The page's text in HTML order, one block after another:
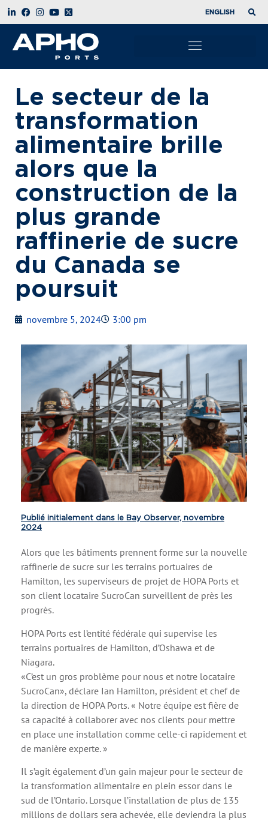
ENGLISH
Le secteur de la
transformation
alimentaire brille
alors que la
construction de la
plus grande
raffinerie de sucre
du Canada se
poursuit
novembre 5, 2024 3:00 pm
Publié initialement dans le Bay Observer, novembre
2024
Alors que les bâtiments prennent forme sur la nouvelle
raffinerie de sucre sur les terrains portuaires de
Hamilton, les superviseurs de projet de HOPA Ports et
son client locataire SucroCan surveillent de près les
progrès.
HOPA Ports est l’entité fédérale qui supervise les
terrains portuaires de Hamilton, d’Oshawa et de
Niagara.
«C’est un gros problème pour nous et notre locataire
SucroCan», déclare Ian Hamilton, président et chef de
la direction de HOPA Ports. « Notre équipe est fière de
sa capacité à collaborer avec nos clients pour mettre
en place une installation comme celle-ci rapidement et
de manière experte. »
Il s’agit également d’un gain majeur pour le secteur de
la transformation alimentaire en plein essor dans le
sud de l’Ontario. Lorsque l’installation de plus de 135
millions de dollars sera achevée, elle deviendra la plus